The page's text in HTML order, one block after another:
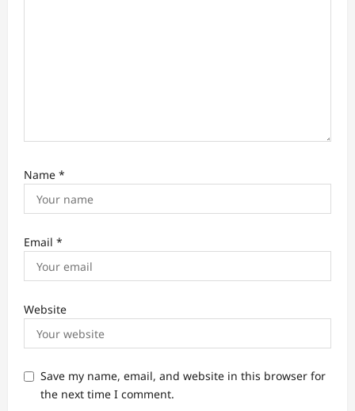
Name *
Email *
Website
Save my name, email, and website in this browser for
the next time I comment.